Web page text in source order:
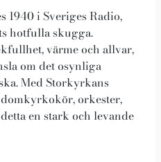
1940 i Sveriges Radio,
hotfulla skugga.
värme och allvar,
om det osynliga
Med Storkyrkans
orkester,
en stark och levande
Om du nekar
de här
kakorna
kommer viss
funktionalitet
att försvinna
från
hemsidan.